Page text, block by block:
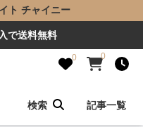
ト チャイニー
で送料無料
0 0
検索 記事一覧